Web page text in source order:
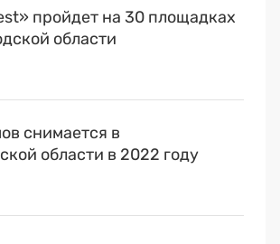
пройдет на 30 площадках
области
снимается в
области в 2022 году